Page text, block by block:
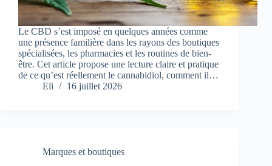
Le CBD s’est imposé en quelques années comme
une présence familière dans les rayons des boutiques
spécialisées, les pharmacies et les routines de bien-
être. Cet article propose une lecture claire et pratique
de ce qu’est réellement le cannabidiol, comment il…
Eli
16 juillet 2026
Marques et boutiques